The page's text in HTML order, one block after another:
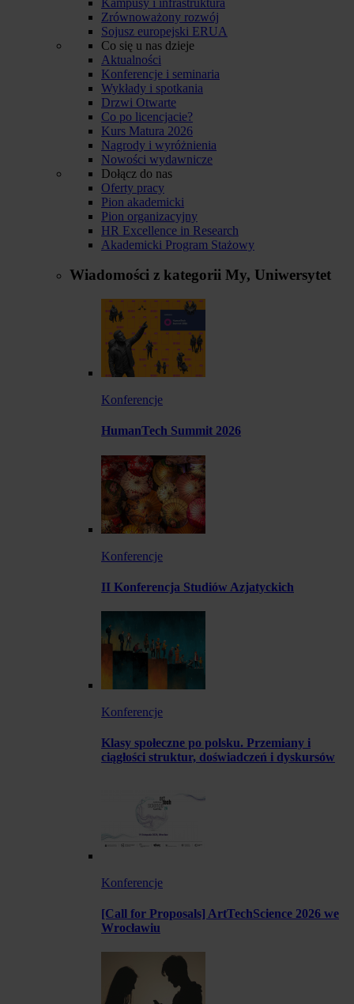
Zrównoważony rozwój
Sojusz europejski ERUA
Co się u nas dzieje
Aktualności
Konferencje i seminaria
Wykłady i spotkania
Drzwi Otwarte
Co po licencjacie?
Kurs Matura 2026
Nagrody i wyróżnienia
Nowości wydawnicze
Dołącz do nas
Oferty pracy
Pion akademicki
Pion organizacyjny
HR Excellence in Research
Akademicki Program Stażowy
Wiadomości z kategorii My, Uniwersytet
Konferencje
HumanTech Summit 2026
Konferencje
II Konferencja Studiów Azjatyckich
Konferencje
Klasy społeczne po polsku. Przemiany i
ciągłości struktur, doświadczeń i dyskursów
Konferencje
[Call for Proposals] ArtTechScience 2026 we
Wrocławiu